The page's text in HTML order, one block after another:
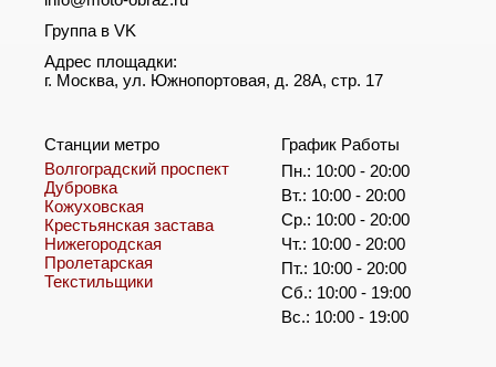
Группа в VK
Адрес площадки:
г. Москва, ул. Южнопортовая, д. 28А, стр. 17
Станции метро
Волгоградский проспект
Дубровка
Кожуховская
Крестьянская застава
Нижегородская
Пролетарская
Текстильщики
График Работы
Пн.: 10:00 - 20:00
Вт.: 10:00 - 20:00
Ср.: 10:00 - 20:00
Чт.: 10:00 - 20:00
Пт.: 10:00 - 20:00
Сб.: 10:00 - 19:00
Вс.: 10:00 - 19:00